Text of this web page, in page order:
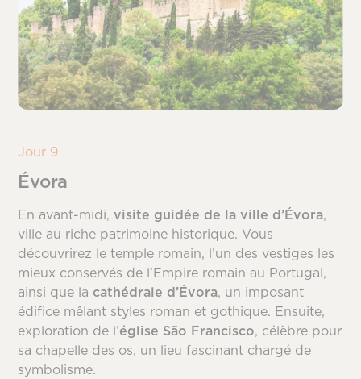
Jour 9
Évora
En avant-midi,visite guidée de la ville d’Évora,
ville au riche patrimoine historique. Vous
découvrirez le temple romain, l’un des vestiges les
mieux conservés de l’Empire romain au Portugal,
ainsi que la cathédrale d’Évora, un imposant
édifice mêlant styles roman et gothique. Ensuite,
exploration de l’église São Francisco, célèbre pour
sa chapelle des os, un lieu fascinant chargé de
symbolisme.